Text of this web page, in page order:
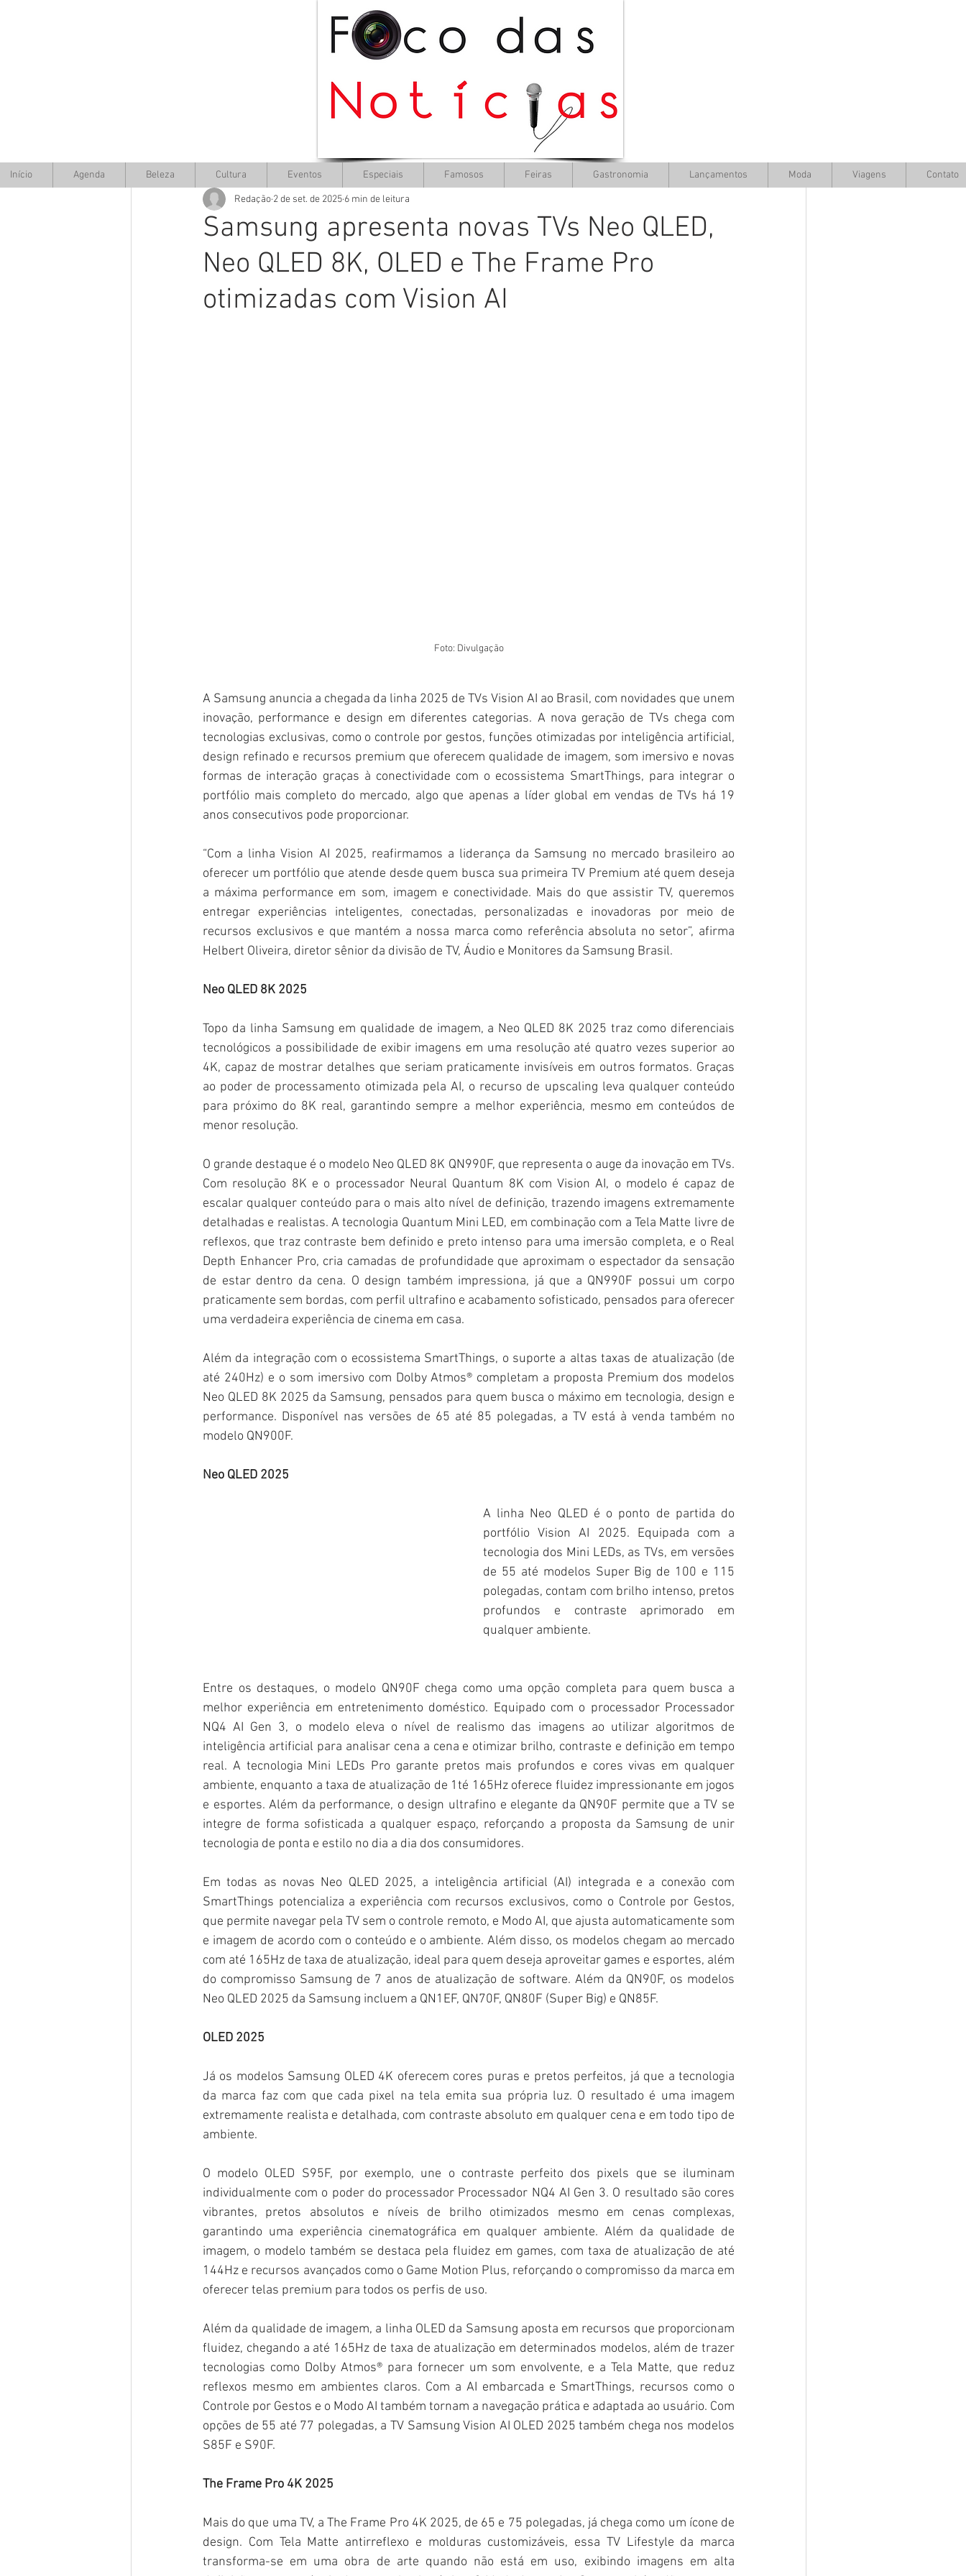
Samsung apresenta novas TVs Neo QLED,
Neo QLED 8K, OLED e The Frame Pro
otimizadas com Vision AI
Redação 2 de set. de 2025 6 min de leitura
Foto: Divulgação
A Samsung anuncia a chegada da linha 2025 de TVs Vision AI ao Brasil, com novidades que unem
inovação, performance e design em diferentes categorias. A nova geração de TVs chega com
tecnologias exclusivas, como o controle por gestos, funções otimizadas por inteligência artificial,
design refinado e recursos premium que oferecem qualidade de imagem, som imersivo e novas
formas de interação graças à conectividade com o ecossistema SmartThings, para integrar o
portfólio mais completo do mercado, algo que apenas a líder global em vendas de TVs há 19
anos consecutivos pode proporcionar.
“Com a linha Vision AI 2025, reafirmamos a liderança da Samsung no mercado brasileiro ao
oferecer um portfólio que atende desde quem busca sua primeira TV Premium até quem deseja
a máxima performance em som, imagem e conectividade. Mais do que assistir TV, queremos
entregar experiências inteligentes, conectadas, personalizadas e inovadoras por meio de
recursos exclusivos e que mantém a nossa marca como referência absoluta no setor”, afirma
Helbert Oliveira, diretor sênior da divisão de TV, Áudio e Monitores da Samsung Brasil.
Neo QLED 8K 2025
Topo da linha Samsung em qualidade de imagem, a Neo QLED 8K 2025 traz como diferenciais
tecnológicos a possibilidade de exibir imagens em uma resolução até quatro vezes superior ao
4K, capaz de mostrar detalhes que seriam praticamente invisíveis em outros formatos. Graças
ao poder de processamento otimizada pela AI, o recurso de upscaling leva qualquer conteúdo
para próximo do 8K real, garantindo sempre a melhor experiência, mesmo em conteúdos de
menor resolução.
O grande destaque é o modelo Neo QLED 8K QN990F, que representa o auge da inovação em TVs.
Com resolução 8K e o processador Neural Quantum 8K com Vision AI, o modelo é capaz de
escalar qualquer conteúdo para o mais alto nível de definição, trazendo imagens extremamente
detalhadas e realistas. A tecnologia Quantum Mini LED, em combinação com a Tela Matte livre de
reflexos, que traz contraste bem definido e preto intenso para uma imersão completa, e o Real
Depth Enhancer Pro, cria camadas de profundidade que aproximam o espectador da sensação
de estar dentro da cena. O design também impressiona, já que a QN990F possui um corpo
praticamente sem bordas, com perfil ultrafino e acabamento sofisticado, pensados para oferecer
uma verdadeira experiência de cinema em casa.
Além da integração com o ecossistema SmartThings, o suporte a altas taxas de atualização (de
até 240Hz) e o som imersivo com Dolby Atmos® completam a proposta Premium dos modelos
Neo QLED 8K 2025 da Samsung, pensados para quem busca o máximo em tecnologia, design e
performance. Disponível nas versões de 65 até 85 polegadas, a TV está à venda também no
modelo QN900F.
Neo QLED 2025
A linha Neo QLED é o ponto de partida do
portfólio Vision AI 2025. Equipada com a
tecnologia dos Mini LEDs, as TVs, em versões
de 55 até modelos Super Big de 100 e 115
polegadas, contam com brilho intenso, pretos
profundos e contraste aprimorado em
qualquer ambiente.
Entre os destaques, o modelo QN90F chega como uma opção completa para quem busca a
melhor experiência em entretenimento doméstico. Equipado com o processador Processador
NQ4 AI Gen 3, o modelo eleva o nível de realismo das imagens ao utilizar algoritmos de
inteligência artificial para analisar cena a cena e otimizar brilho, contraste e definição em tempo
real. A tecnologia Mini LEDs Pro garante pretos mais profundos e cores vivas em qualquer
ambiente, enquanto a taxa de atualização de 1té 165Hz oferece fluidez impressionante em jogos
e esportes. Além da performance, o design ultrafino e elegante da QN90F permite que a TV se
integre de forma sofisticada a qualquer espaço, reforçando a proposta da Samsung de unir
tecnologia de ponta e estilo no dia a dia dos consumidores.
Em todas as novas Neo QLED 2025, a inteligência artificial (AI) integrada e a conexão com
SmartThings potencializa a experiência com recursos exclusivos, como o Controle por Gestos,
que permite navegar pela TV sem o controle remoto, e Modo AI, que ajusta automaticamente som
e imagem de acordo com o conteúdo e o ambiente. Além disso, os modelos chegam ao mercado
com até 165Hz de taxa de atualização, ideal para quem deseja aproveitar games e esportes, além
do compromisso Samsung de 7 anos de atualização de software. Além da QN90F, os modelos
Neo QLED 2025 da Samsung incluem a QN1EF, QN70F, QN80F (Super Big) e QN85F.
OLED 2025
Já os modelos Samsung OLED 4K oferecem cores puras e pretos perfeitos, já que a tecnologia
da marca faz com que cada pixel na tela emita sua própria luz. O resultado é uma imagem
extremamente realista e detalhada, com contraste absoluto em qualquer cena e em todo tipo de
ambiente.
O modelo OLED S95F, por exemplo, une o contraste perfeito dos pixels que se iluminam
individualmente com o poder do processador Processador NQ4 AI Gen 3. O resultado são cores
vibrantes, pretos absolutos e níveis de brilho otimizados mesmo em cenas complexas,
garantindo uma experiência cinematográfica em qualquer ambiente. Além da qualidade de
imagem, o modelo também se destaca pela fluidez em games, com taxa de atualização de até
144Hz e recursos avançados como o Game Motion Plus, reforçando o compromisso da marca em
oferecer telas premium para todos os perfis de uso.
Além da qualidade de imagem, a linha OLED da Samsung aposta em recursos que proporcionam
fluidez, chegando a até 165Hz de taxa de atualização em determinados modelos, além de trazer
tecnologias como Dolby Atmos® para fornecer um som envolvente, e a Tela Matte, que reduz
reflexos mesmo em ambientes claros. Com a AI embarcada e SmartThings, recursos como o
Controle por Gestos e o Modo AI também tornam a navegação prática e adaptada ao usuário. Com
opções de 55 até 77 polegadas, a TV Samsung Vision AI OLED 2025 também chega nos modelos
S85F e S90F.
The Frame Pro 4K 2025
Mais do que uma TV, a The Frame Pro 4K 2025, de 65 e 75 polegadas, já chega como um ícone de
design. Com Tela Matte antirreflexo e molduras customizáveis, essa TV Lifestyle da marca
transforma-se em uma obra de arte quando não está em uso, exibindo imagens em alta
Início Agenda Beleza Cultura Eventos Especiais Famosos Feiras Gastronomia Lançamentos Moda Viagens Contato